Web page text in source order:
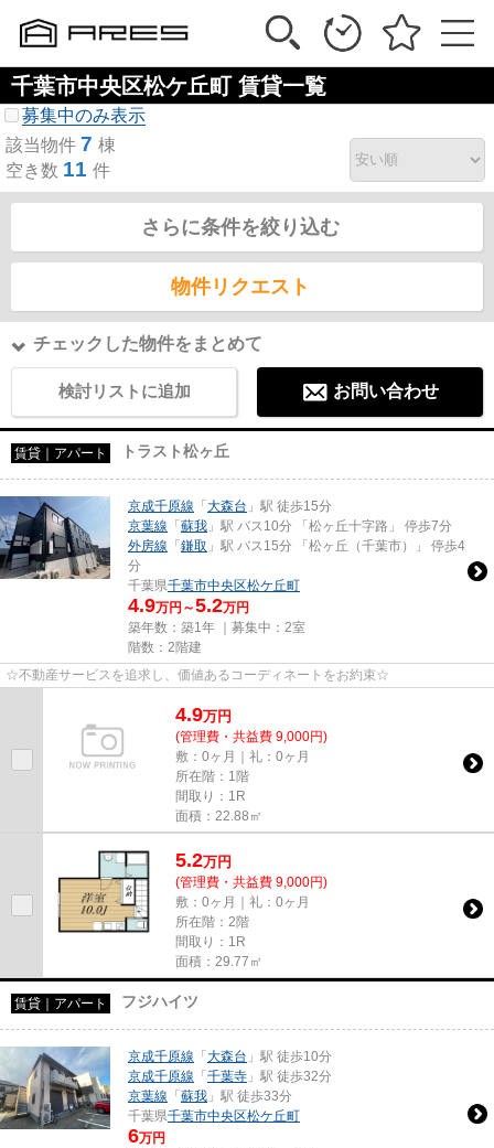
千葉市中央区松ケ丘町 賃貸一覧
募集中のみ表示
該当物件 7 棟
空き数 11 件
さらに条件を絞り込む
物件リクエスト
チェックした物件をまとめて
検討リストに追加 お問い合わせ
賃貸｜アパート トラスト松ヶ丘
京成千原線 「大森台 」駅 徒歩15分
京葉線 「蘇我 」駅 バス10分 「松ヶ丘十字路」 停歩7分
外房線 「鎌取 」駅 バス15分 「松ヶ丘（千葉市）」 停歩4
分
千葉県千葉市中央区松ケ丘町
4.9万円～5.2万円
築年数：築1年 ｜募集中： 2室
階数：2階建
☆不動産サービスを追求し、価値あるコーディネートをお約束☆
4.9万円
(管理費・共益費 9,000円)
敷：0ヶ月｜礼：0ヶ月
所在階：1階
間取り：1R
面積：22.88㎡
5.2万円
(管理費・共益費 9,000円)
敷：0ヶ月｜礼：0ヶ月
所在階：2階
間取り：1R
面積：29.77㎡
賃貸｜アパート フジハイツ
京成千原線 「大森台 」駅 徒歩10分
京成千原線 「千葉寺 」駅 徒歩32分
京葉線 「蘇我 」駅 徒歩33分
千葉県千葉市中央区松ケ丘町
6万円